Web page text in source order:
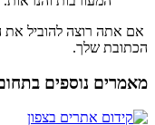
אם אתה רוצה להוביל את
הכתובת שלך.
מאמרים נוספים